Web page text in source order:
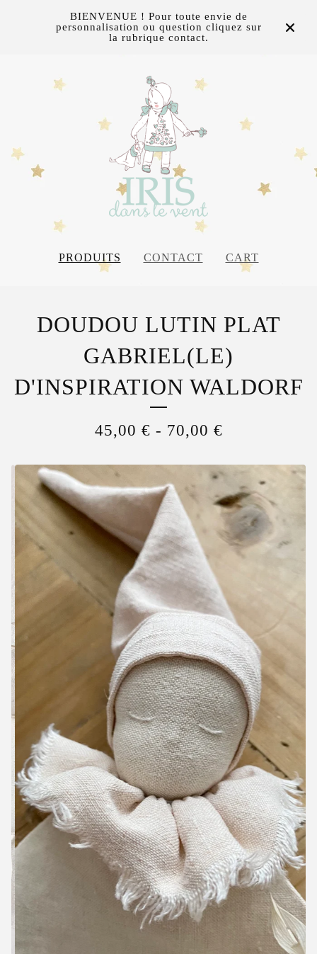
BIENVENUE ! Pour toute envie de
personnalisation ou question cliquez sur
la rubrique contact.
PRODUITS CONTACT CART
DOUDOU LUTIN PLAT
GABRIEL(LE)
D'INSPIRATION WALDORF
45,00 € - 70,00 €